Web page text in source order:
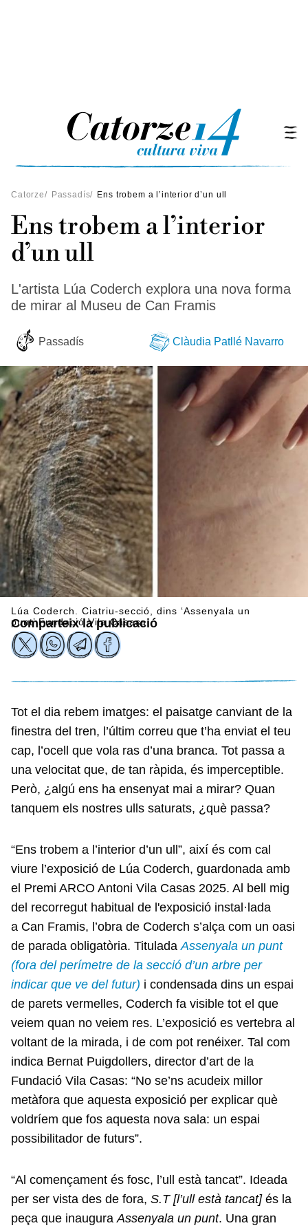
Catorze/ Passadís/ Ens trobem a l’interior d’un ull
Ens trobem a l’interior
d’un ull
L'artista Lúa Coderch explora una nova forma
de mirar al Museu de Can Framis
Passadís Clàudia Patllé Navarro
Lúa Coderch. Ciatriu-secció, dins ‘Assenyala un
punt’ Fundació Vila Casasa
Comparteix la publicació
Tot el dia rebem imatges: el paisatge canviant de la
finestra del tren, l’últim correu que t’ha enviat el teu
cap, l’ocell que vola ras d’una branca. Tot passa a
una velocitat que, de tan ràpida, és imperceptible.
Però, ¿algú ens ha ensenyat mai a mirar? Quan
tanquem els nostres ulls saturats, ¿què passa?
“Ens trobem a l’interior d’un ull”, així és com cal
viure l’exposició de Lúa Coderch, guardonada amb
el Premi ARCO Antoni Vila Casas 2025. Al bell mig
del recorregut habitual de l'exposició instal·lada
a Can Framis, l’obra de Coderch s’alça com un oasi
de parada obligatòria. TituladaAssenyala un punt
(fora del perímetre de la secció d’un arbre per
indicar que ve del futur) i condensada dins un espai
de parets vermelles, Coderch fa visible tot el que
veiem quan no veiem res. L’exposició es vertebra al
voltant de la mirada, i de com pot renéixer. Tal com
indica Bernat Puigdollers, director d’art de la
Fundació Vila Casas: “No se’ns acudeix millor
metàfora que aquesta exposició per explicar què
voldríem que fos aquesta nova sala: un espai
possibilitador de futurs”.
“Al començament és fosc, l’ull està tancat”. Ideada
per ser vista des de fora, S.T [l’ull està tancat]és la
peça que inauguraAssenyala un punt. Una gran